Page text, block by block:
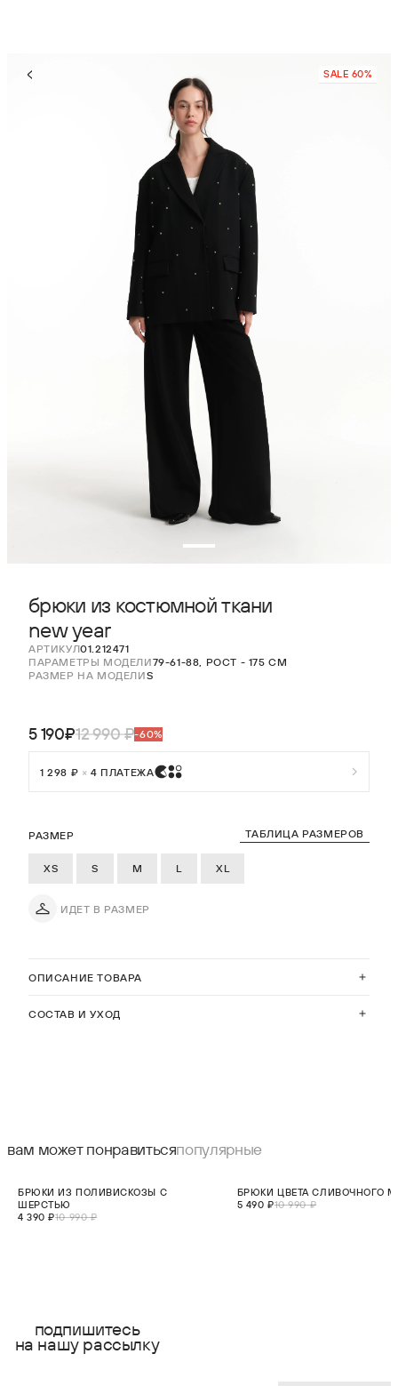
SALE 60%
брюки из костюмной ткани
new year
АРТИКУЛ01.212471
ПАРАМЕТРЫ МОДЕЛИ79-61-88, РОСТ - 175 СМ
РАЗМЕР НА МОДЕЛИS
ОПИСАНИЕ ТОВАРА
СОСТАВ И УХОД
РАЗМЕР ТАБЛИЦА РАЗМЕРОВ
XS S M L XL
ИДЕТ В РАЗМЕР
5 190₽12 990 ₽-60%
1 298 ₽ × 4 ПЛАТЕЖА
вам может понравитьсяпопулярные
XS
БРЮКИ ИЗ ПОЛИВИСКОЗЫ С
ШЕРСТЬЮ
4 390 ₽10 990 ₽
БРЮКИ ЦВЕТА СЛИВОЧНОГО
5 490 ₽10 990 ₽
подпишитесь
на нашу рассылку